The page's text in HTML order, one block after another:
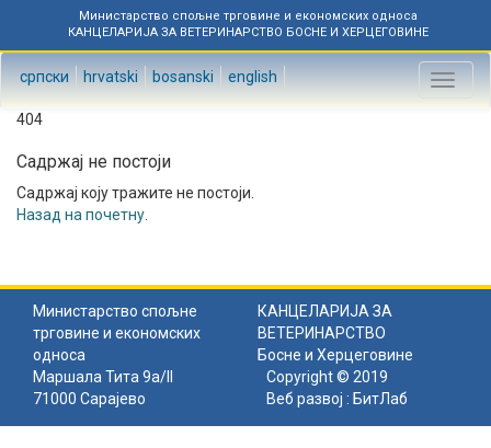
Министарство спољне трговине и економских односа
КАНЦЕЛАРИЈА ЗА ВЕТЕРИНАРСТВО БОСНЕ И ХЕРЦЕГОВИНЕ
српски hrvatski bosanski english
Toggle
404
Садржај не постоји
Садржај коју тражите не постоји.
Назад на почетну
Министарство спољне
трговине и економских
односа
КАНЦЕЛАРИЈА ЗА
ВЕТЕРИНАРСТВО
Босне и Херцеговине
Маршала Тита 9а/II
71000 Сарајево
Copyright © 2019
Веб развој : БитЛаб